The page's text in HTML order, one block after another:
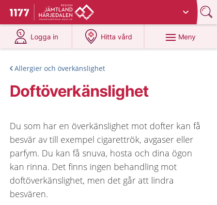
Till startsidan för 1177
Du har valt region
Logga in
på 1177.se
Hitta vård
på 1177.se
Meny
Allergier och överkänslighet
Doftöverkänslighet
Du som har en överkänslighet mot dofter kan få
besvär av till exempel cigarettrök, avgaser eller
parfym. Du kan få snuva, hosta och dina ögon
kan rinna. Det finns ingen behandling mot
doftöverkänslighet, men det går att lindra
besvären.